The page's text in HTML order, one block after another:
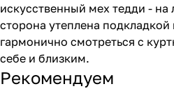
искусственный мех тедди -
сторона утеплена
гармонично смотреться с
себе и близким.
Рекомендуем